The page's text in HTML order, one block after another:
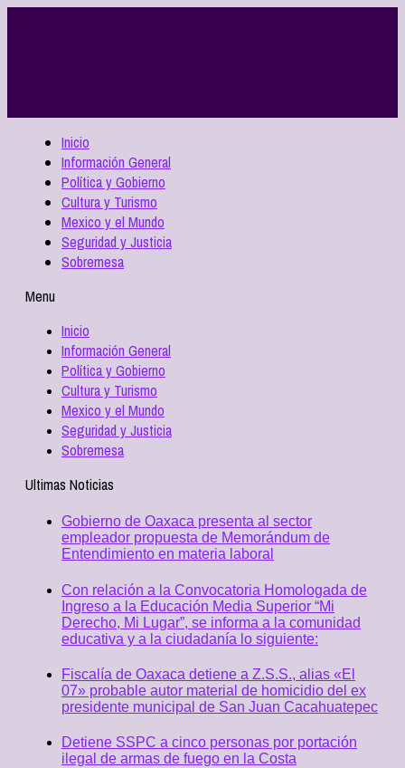
Inicio
Información General
Política y Gobierno
Cultura y Turismo
Mexico y el Mundo
Seguridad y Justicia
Sobremesa
Menu
Inicio
Información General
Política y Gobierno
Cultura y Turismo
Mexico y el Mundo
Seguridad y Justicia
Sobremesa
Ultimas Noticias
Gobierno de Oaxaca presenta al sector
empleador propuesta de Memorándum de
Entendimiento en materia laboral
Con relación a la Convocatoria Homologada de
Ingreso a la Educación Media Superior “Mi
Derecho, Mi Lugar”, se informa a la comunidad
educativa y a la ciudadanía lo siguiente:
Fiscalía de Oaxaca detiene a Z.S.S., alias «El
07» probable autor material de homicidio del ex
presidente municipal de San Juan Cacahuatepec
Detiene SSPC a cinco personas por portación
ilegal de armas de fuego en la Costa